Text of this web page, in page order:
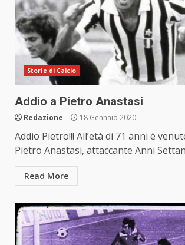
Storie di Calcio
Addio a Pietro Anastasi
Redazione 18 Gennaio 2020
Addio Pietro!!! All’età di 71 anni è
Pietro Anastasi, attaccante Anni
Read More